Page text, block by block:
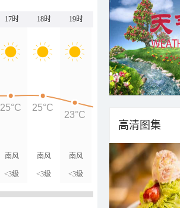
17时 18时 19时 20时 21时 22时
南风
<3级
南风
<3级
南风
<3级
南风
<3级
南风
<3级
南风
<3级
25°C 25°C
23°C
21°C 20°C
高清图集